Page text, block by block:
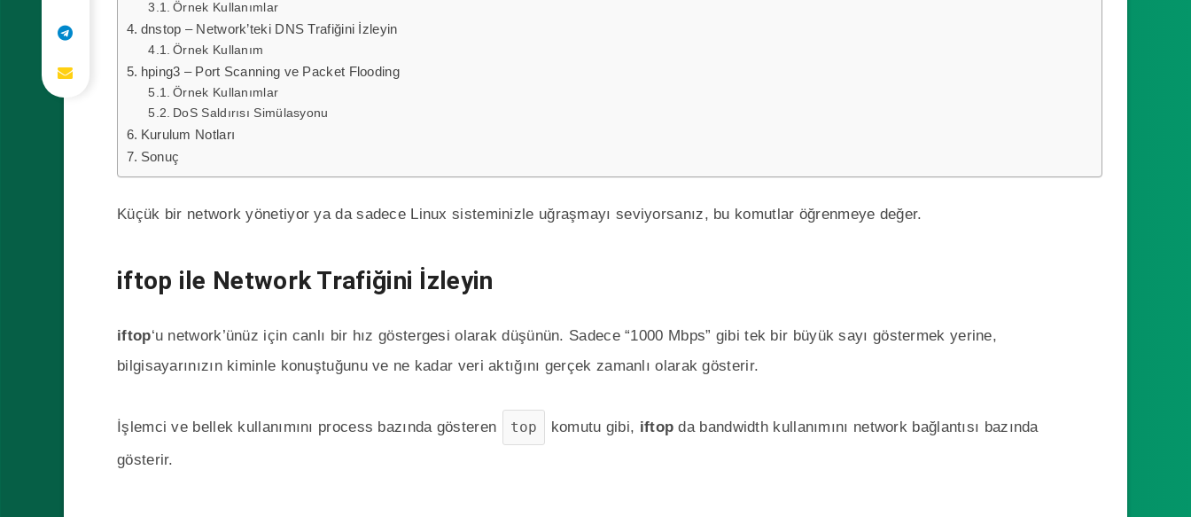
Örnek Kullanımlar
dnstop – Network’teki DNS Trafiğini İzleyin
Örnek Kullanım
hping3 – Port Scanning ve Packet Flooding
Örnek Kullanımlar
DoS Saldırısı Simülasyonu
Kurulum Notları
Sonuç
Küçük bir network yönetiyor ya da sadece Linux sisteminizle uğraşmayı seviyorsanız, bu komutlar öğrenmeye değer.
iftop ile Network Trafiğini İzleyin
iftop‘u network’ünüz için canlı bir hız göstergesi olarak düşünün. Sadece “1000 Mbps” gibi tek bir büyük sayı göstermek yerine,
bilgisayarınızın kiminle konuştuğunu ve ne kadar veri aktığını gerçek zamanlı olarak gösterir.
İşlemci ve bellek kullanımını process bazında gösteren top komutu gibi, iftop da bandwidth kullanımını network bağlantısı bazında
gösterir.